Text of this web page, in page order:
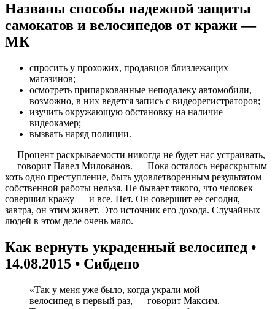
Названы способы надежной защиты
самокатов и велосипедов от кражи —
МК
спросить у прохожих, продавцов близлежащих
магазинов;
осмотреть припаркованные неподалеку автомобили,
возможно, в них ведется запись с видеорегистраторов;
изучить окружающую обстановку на наличие
видеокамер;
вызвать наряд полиции.
— Процент раскрываемости никогда не будет нас устраивать,
— говорит Павел Милованов. — Пока осталось нераскрытым
хоть одно преступление, быть удовлетворенным результатом
собственной работы нельзя. Не бывает такого, что человек
совершил кражу — и все. Нет. Он совершит ее сегодня,
завтра, он этим живет. Это источник его дохода. Случайных
людей в этом деле очень мало.
Как вернуть украденный велосипед •
14.08.2015 • Сибдепо
«Так у меня уже было, когда украли мой
велосипед в первый раз, — говорит Максим. —